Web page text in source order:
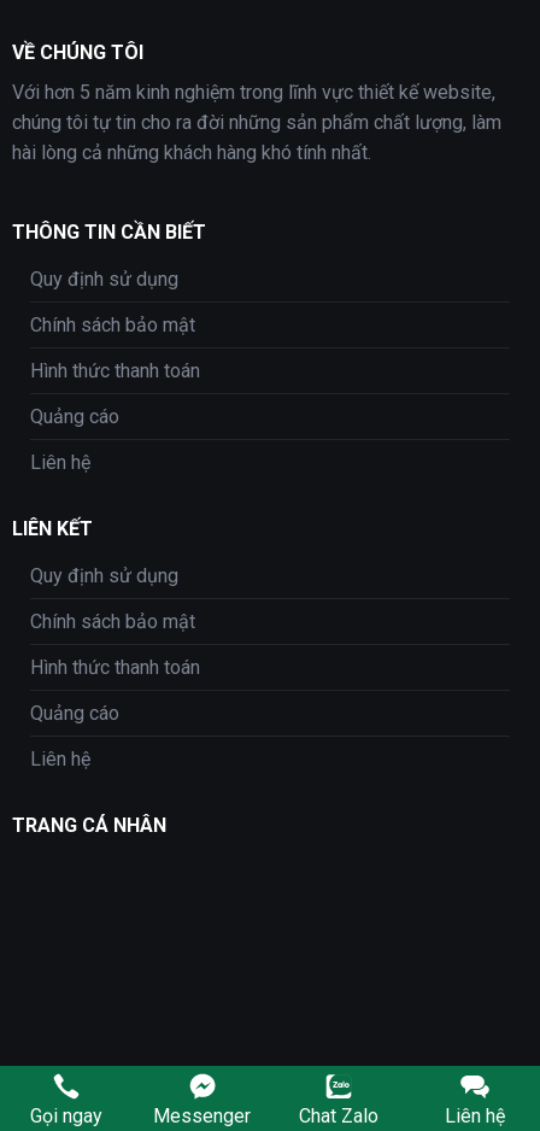
VỀ CHÚNG TÔI
Với hơn 5 năm kinh nghiệm trong lĩnh vực thiết kế website,
chúng tôi tự tin cho ra đời những sản phẩm chất lượng, làm
hài lòng cả những khách hàng khó tính nhất.
THÔNG TIN CẦN BIẾT
Quy định sử dụng
Chính sách bảo mật
Hình thức thanh toán
Quảng cáo
Liên hệ
LIÊN KẾT
Quy định sử dụng
Chính sách bảo mật
Hình thức thanh toán
Quảng cáo
Liên hệ
TRANG CÁ NHÂN
Gọi ngay Messenger Chat Zalo Liên hệ